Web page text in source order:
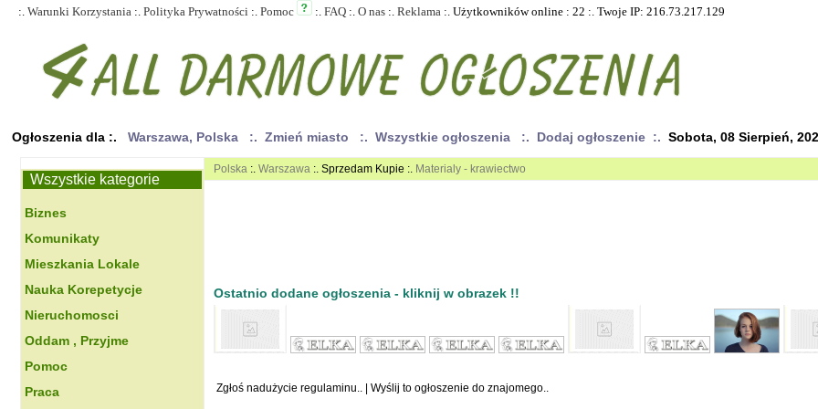
:. Warunki Korzystania :. Polityka Prywatności :. Pomoc :. FAQ :. O nas :. Reklama :. Użytkowników online : 22 :. Twoje IP: 216.73.217.129
Ogłoszenia dla :.Warszawa, Polska :. Zmień miasto :. Wszystkie ogłoszenia :. Dodaj ogłoszenie :. Sobota, 08 Sierpień,
Wszystkie kategorie
Biznes
Komunikaty
Mieszkania Lokale
Nauka Korepetycje
Nieruchomosci
Oddam , Przyjme
Pomoc
Praca
Polska :. Warszawa :. Sprzedam Kupie :. Materialy - krawiectwo
Ostatnio dodane ogłoszenia - kliknij w obrazek !!
Zgłoś nadużycie regulaminu.. Wyślij to ogłoszenie do znajomego..